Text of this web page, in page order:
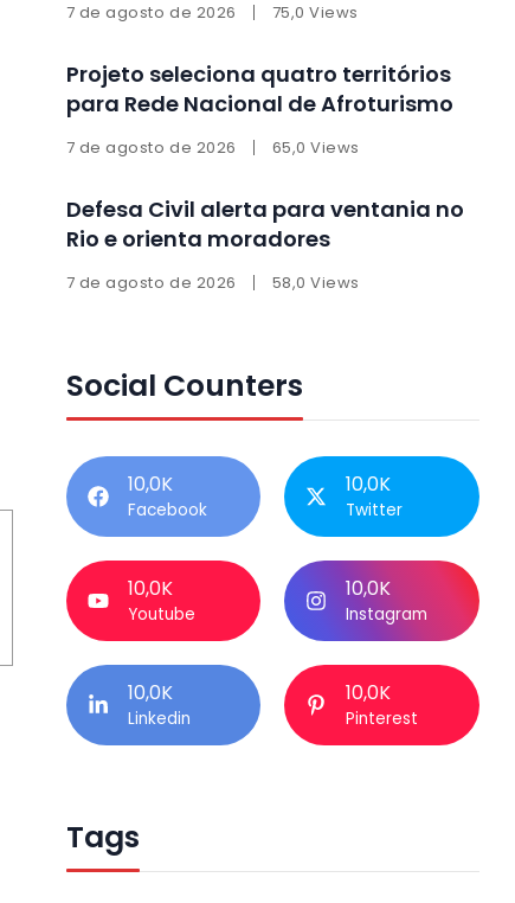
7 de agosto de 2026 75,0 Views
Projeto seleciona quatro territórios
para Rede Nacional de Afroturismo
7 de agosto de 2026 65,0 Views
Defesa Civil alerta para ventania no
Rio e orienta moradores
7 de agosto de 2026 58,0 Views
Social Counters
10,0K
Facebook
10,0K
Twitter
10,0K
Youtube
10,0K
Instagram
10,0K
Linkedin
10,0K
Pinterest
Tags